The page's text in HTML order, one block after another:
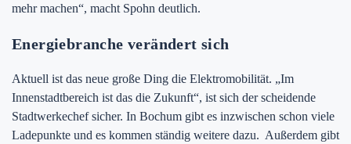
mehr machen“, macht Spohn deutlich.
Energiebranche verändert sich
Aktuell ist das neue große Ding die Elektromobilität. „Im
Innenstadtbereich ist das die Zukunft“, ist sich der scheidende
Stadtwerkechef sicher. In Bochum gibt es inzwischen schon viele
Ladepunkte und es kommen ständig weitere dazu. Außerdem gibt